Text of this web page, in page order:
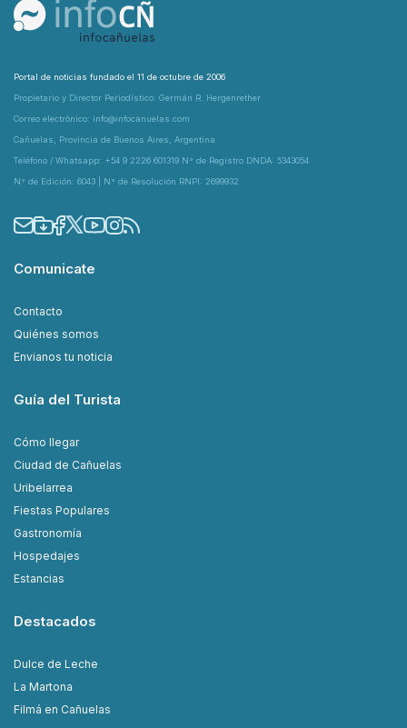
Portal de noticias fundado el 11 de octubre de 2006
Propietario y Director Periodístico: Germán R. Hergenrether
Correo electrónico: info@infocanuelas.com
Cañuelas, Provincia de Buenos Aires, Argentina
Teléfono / Whatsapp: +54 9 2226 601319 N° de Registro DNDA: 5343054
N° de Edición: 6043 | N° de Resolución RNPI: 2699932
Comunicate
Contacto
Quiénes somos
Envianos tu noticia
Guía del Turista
Cómo llegar
Ciudad de Cañuelas
Uribelarrea
Fiestas Populares
Gastronomía
Hospedajes
Estancias
Destacados
Dulce de Leche
La Martona
Filmá en Cañuelas